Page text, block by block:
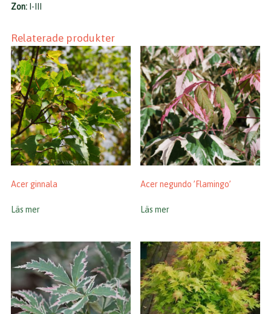
Zon: I-III
Relaterade produkter
Acer ginnala
Läs mer
Acer negundo ’Flamingo’
Läs mer